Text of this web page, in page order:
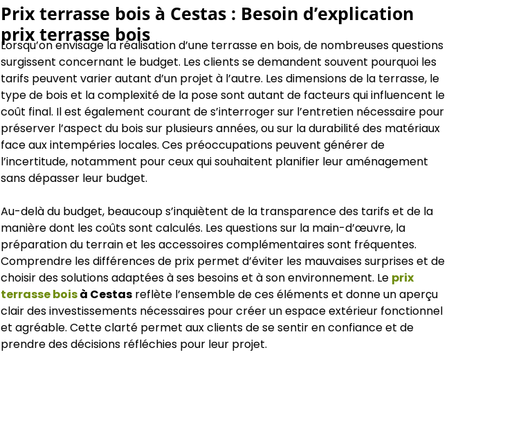
Prix terrasse bois à Cestas : Besoin d’explication
prix terrasse bois
Lorsqu’on envisage la réalisation d’une terrasse en bois, de nombreuses questions
surgissent concernant le budget. Les clients se demandent souvent pourquoi les
tarifs peuvent varier autant d’un projet à l’autre. Les dimensions de la terrasse, le
type de bois et la complexité de la pose sont autant de facteurs qui influencent le
coût final. Il est également courant de s’interroger sur l’entretien nécessaire pour
préserver l’aspect du bois sur plusieurs années, ou sur la durabilité des matériaux
face aux intempéries locales. Ces préoccupations peuvent générer de
l’incertitude, notamment pour ceux qui souhaitent planifier leur aménagement
sans dépasser leur budget.
Au-delà du budget, beaucoup s’inquiètent de la transparence des tarifs et de la
manière dont les coûts sont calculés. Les questions sur la main-d’œuvre, la
préparation du terrain et les accessoires complémentaires sont fréquentes.
Comprendre les différences de prix permet d’éviter les mauvaises surprises et de
choisir des solutions adaptées à ses besoins et à son environnement. Le prix
terrasse boisà Cestas reflète l’ensemble de ces éléments et donne un aperçu
clair des investissements nécessaires pour créer un espace extérieur fonctionnel
et agréable. Cette clarté permet aux clients de se sentir en confiance et de
prendre des décisions réfléchies pour leur projet.